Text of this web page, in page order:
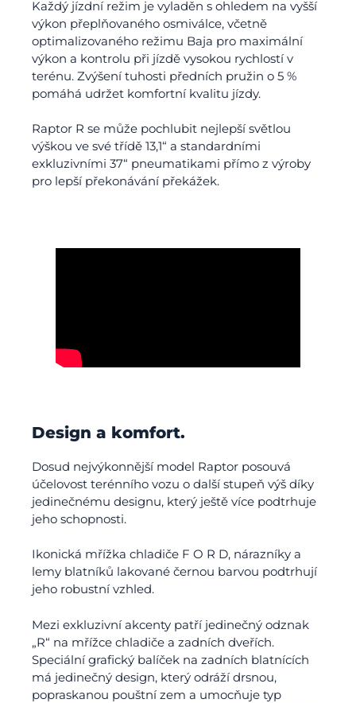
Každý jízdní režim je vyladěn s ohledem na vyšší
výkon přeplňovaného osmiválce, včetně
optimalizovaného režimu Baja pro maximální
výkon a kontrolu při jízdě vysokou rychlostí v
terénu. Zvýšení tuhosti předních pružin o 5 %
pomáhá udržet komfortní kvalitu jízdy.
Raptor R se může pochlubit nejlepší světlou
výškou ve své třídě 13,1“ a standardními
exkluzivními 37“ pneumatikami přímo z výroby
pro lepší překonávání překážek.
Design a komfort.
Dosud nejvýkonnější model Raptor posouvá
účelovost terénního vozu o další stupeň výš díky
jedinečnému designu, který ještě více podtrhuje
jeho schopnosti.
Ikonická mřížka chladiče F O R D, nárazníky a
lemy blatníků lakované černou barvou podtrhují
jeho robustní vzhled.
Mezi exkluzivní akcenty patří jedinečný odznak
„R“ na mřížce chladiče a zadních dveřích.
Speciální grafický balíček na zadních blatnících
má jedinečný design, který odráží drsnou,
popraskanou pouštní zem a umocňuje typ